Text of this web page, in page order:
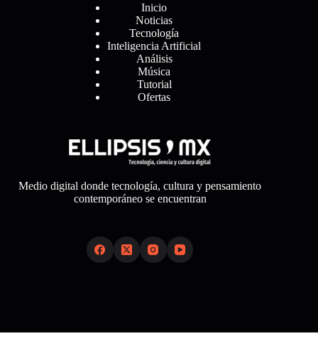
Inicio
Noticias
Tecnología
Inteligencia Artificial
Análisis
Música
Tutorial
Ofertas
Medio digital donde tecnología, cultura y pensamiento
contemporáneo se encuentran